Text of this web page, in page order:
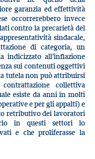
garanzia ed effettività
occorrerebbero invece
contro la precarietà del
sindacale,
di categoria, un
indicizzato all’inflazione
sui contenuti oggettivi
tutela non può attribuirsi
collettiva
esiste da anni in molti
e per gli appalti) e
retributivo dei lavoratori
in questi settori lo
e che proliferasse la